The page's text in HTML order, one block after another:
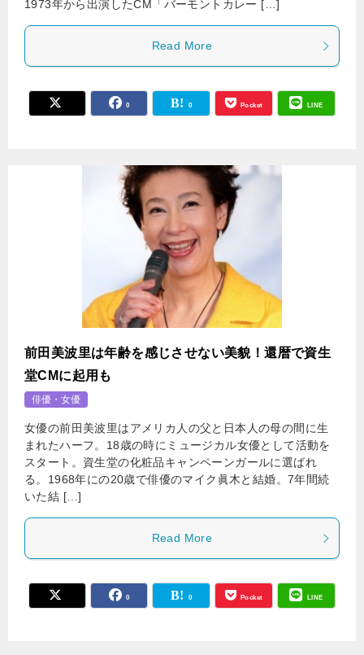
1973年から出演したCM「バーモントカレー […]
Read More
0 0 Pocket LINE
前田美波里は年齢を感じさせない美貌！還暦で資生
堂CMに起用も
俳優・女優
女優の前田美波里はアメリカ人の父と日本人の母の間に生
まれたハーフ。18歳の時にミュージカル女優として活動を
スタート。資生堂の化粧品キャンペーンガールに選ばれ
る。1968年にの20歳で俳優のマイク眞木と結婚。7年間続
いた結 […]
Read More
0 0 Pocket LINE